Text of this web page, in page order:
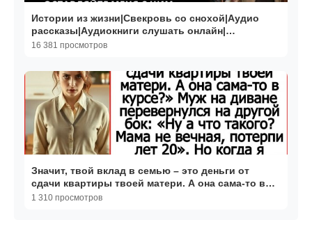
Истории из жизни|Свекровь со снохой|Аудио
рассказы|Аудиокниги слушать онлайн|
Жизненные истории
16 381 просмотров
Значит, твой вклад в семью – это деньги от
сдачи квартиры твоей матери. А она сама-то в
курсе?
1 310 просмотров